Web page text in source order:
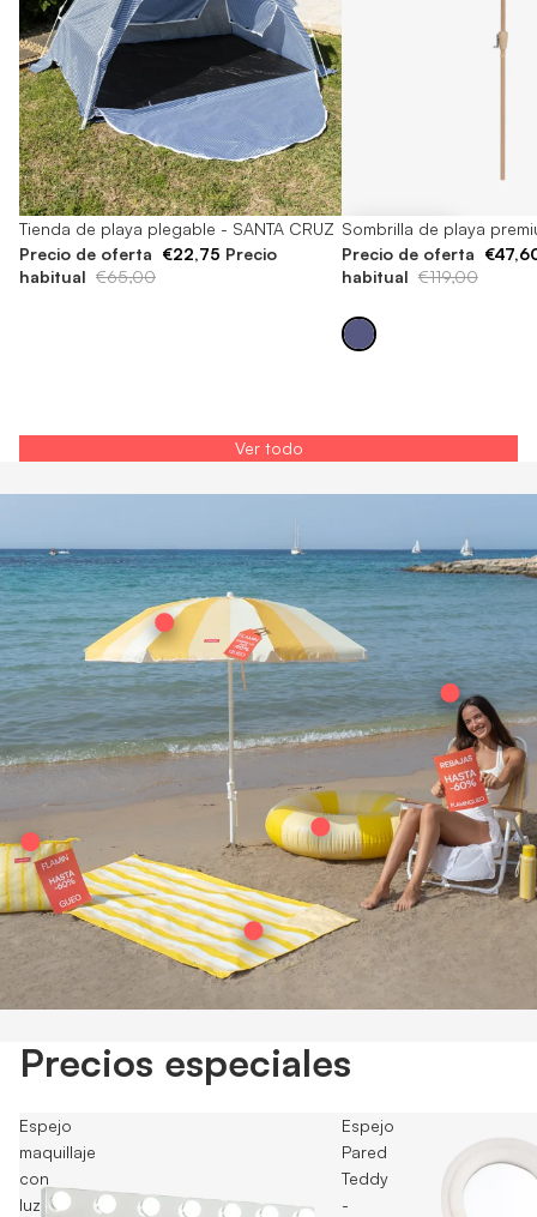
-65%
Tienda de playa plegable - SANTA CRUZ
Precio de oferta €22,75 Precio
habitual €65,00
-60%
Sombrilla de playa
Precio de oferta
habitual €119,00
Ver todo
Precios especiales
Espejo
maquillaje
con
luz
Espejo
Pared
Teddy
-